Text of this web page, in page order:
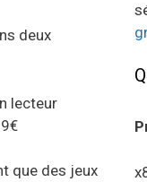
deux
lecteur
que des jeux